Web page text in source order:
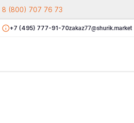
8 (800) 707 76 73
+7 (495) 777-91-70zakaz77@shurik.market